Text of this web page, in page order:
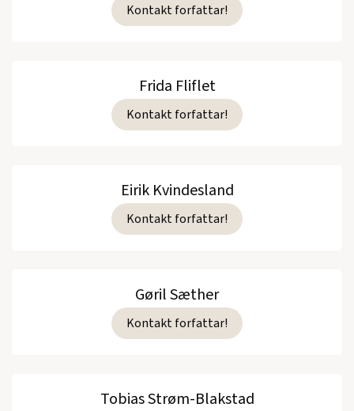
Kontakt forfattar!
Frida Fliflet
Kontakt forfattar!
Eirik Kvindesland
Kontakt forfattar!
Gøril Sæther
Kontakt forfattar!
Tobias Strøm-Blakstad